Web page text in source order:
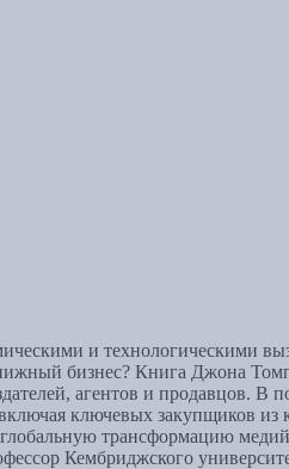
и технологическими
бизнес? Книга Джона
агентов и продавцов. В
ключевых закупщиков
трансформацию
Кембриджского